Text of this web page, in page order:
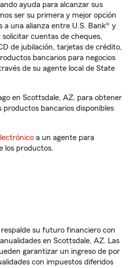
ayuda para alcanzar sus
ser su primera y mejor opción
a una alianza entre U.S. Bank® y
cuentas de cheques,
de jubilación, tarjetas de crédito,
bancarios para negocios
de su agente local de State
en Scottsdale, AZ, para obtener
productos bancarios disponibles
a un agente para
los productos.
su futuro financiero con
en Scottsdale, AZ. Las
garantizar un ingreso de por
con impuestos diferidos